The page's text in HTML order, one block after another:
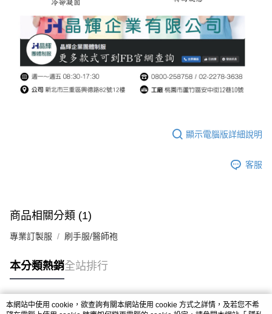
顯示電腦版詳細說明
客服
商品相關分類 (1)
專業訂製服 刷手服/醫師袍
本分類熱銷全站排行
本網站中使用 cookie，欲查詢有關本網站使用 cookie 方式之詳情，及若您不希